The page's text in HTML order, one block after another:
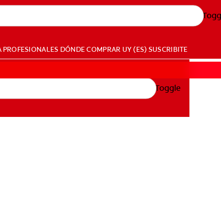
PROFESIONALES DÓNDE COMPRAR UY (ES) SUSCRIBITE
Toggle